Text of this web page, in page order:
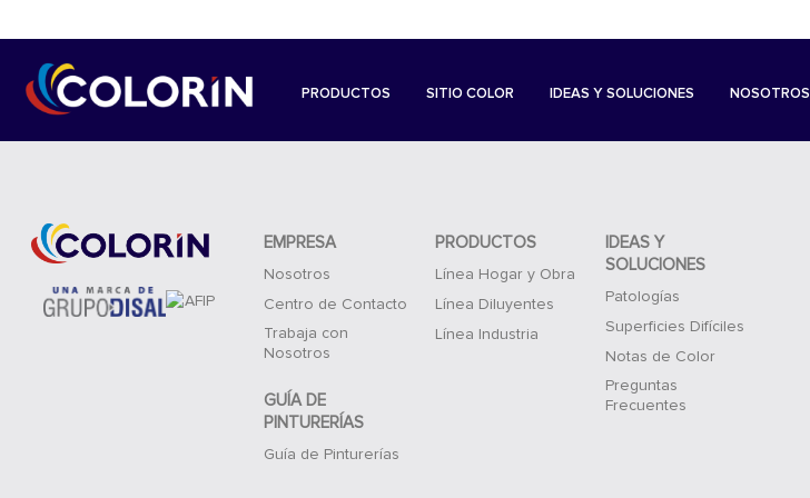
PRODUCTOS SITIO COLOR IDEAS Y SOLUCIONES NOSOTROS
EMPRESA
Nosotros
Centro de Contacto
Trabaja con
Nosotros
GUÍA DE
PINTURERÍAS
Guía de Pinturerías
PRODUCTOS
Línea Hogar y Obra
Línea Diluyentes
Línea Industria
IDEAS Y
SOLUCIONES
Patologías
Superficies Difíciles
Notas de Color
Preguntas
Frecuentes